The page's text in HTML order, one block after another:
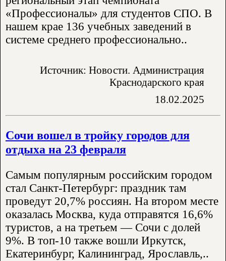
«Профессионалы» для студентов СПО. В
нашем крае 136 учебных заведений в
системе среднего профессионально..
Источник: Новости. Администрация
Краснодарского края
18.02.2025
Сочи вошел в тройку городов для
отдыха на 23 февраля
Самым популярным российским городом
стал Санкт-Петербург: праздник там
проведут 20,7% россиян. На втором месте
оказалась Москва, куда отправятся 16,6%
туристов, а на третьем — Сочи с долей
9%. В топ-10 также вошли Иркутск,
Екатеринбург, Калининград, Ярославль,..